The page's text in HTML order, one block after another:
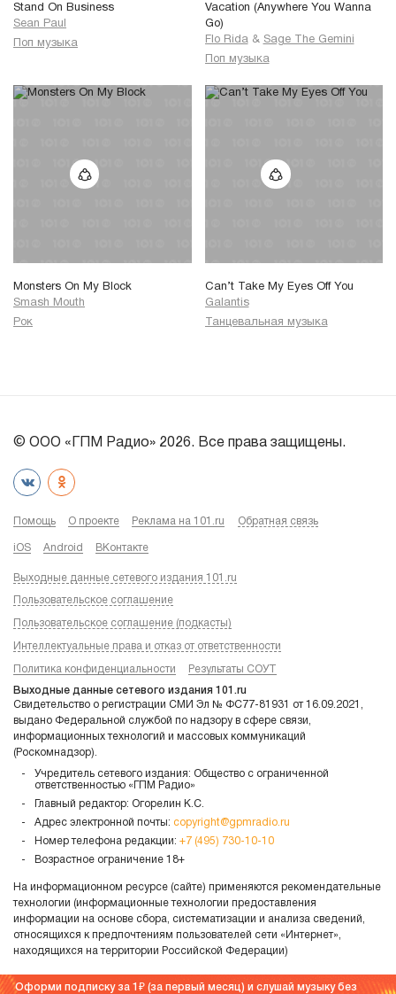
Stand On Business
Sean Paul
Поп музыка
Vacation (Anywhere You Wanna
Go)
Flo Rida & Sage The Gemini
Поп музыка
Monsters On My Block
Smash Mouth
Рок
Can’t Take My Eyes Off You
Galantis
Танцевальная музыка
© ООО «ГПМ Радио» 2026. Все права защищены.
Помощь О проекте Реклама на 101.ru Обратная связь
iOS Android ВКонтакте
Выходные данные сетевого издания 101.ru
Пользовательское соглашение
Пользовательское соглашение (подкасты)
Интеллектуальные права и отказ от ответственности
Политика конфиденциальности Результаты СОУТ
Выходные данные сетевого издания 101.ru
Свидетельство о регистрации СМИ Эл № ФС77-81931 от 16.09.2021,
выдано Федеральной службой по надзору в сфере связи,
информационных технологий и массовых коммуникаций
(Роскомнадзор).
Учредитель сетевого издания: Общество с ограниченной
ответственностью «ГПМ Радио»
Главный редактор: Огорелин К.С.
Адрес электронной почты: copyright@gpmradio.ru
Номер телефона редакции: +7 (495) 730-10-10
Возрастное ограничение 18+
На информационном ресурсе (сайте) применяются рекомендательные
технологии (информационные технологии предоставления
информации на основе сбора, систематизации и анализа сведений,
относящихся к предпочтениям пользователей сети «Интернет»,
находящихся на территории Российской Федерации)
Оформи подписку за 1 (за первый месяц) и слушай музыку без